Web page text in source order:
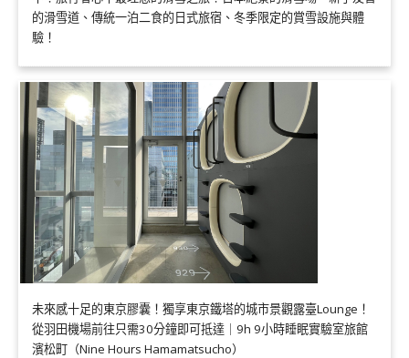
的滑雪道、傳統一泊二食的日式旅宿、冬季限定的賞雪設施與體
驗！
未來感十足的東京膠囊！獨享東京鐵塔的城市景觀露臺Lounge！
從羽田機場前往只需30分鐘即可抵達｜9h 9小時睡眠實驗室旅館
濱松町（Nine Hours Hamamatsucho）